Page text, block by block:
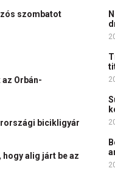
szombatot
Orbán-
bicikligyár
alig járt be az